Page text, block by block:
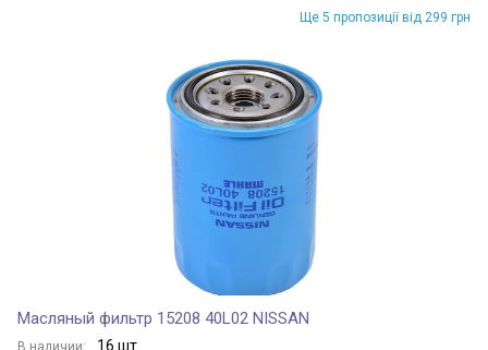
Ще 5 пропозиції від 299 грн
Масляный фильтр 15208 40L02 NISSAN
В наличии: 16 шт.